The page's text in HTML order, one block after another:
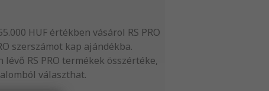
HUF értékben vásárol RS PRO
szerszámot kap ajándékba.
RS PRO termékek összértéke,
választhat.